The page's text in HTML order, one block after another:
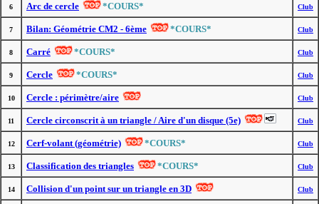
6 Arc de cercle *COURS* Club
7 Bilan: Géométrie CM2 - 6ème *COURS* Club
8 Carré *COURS* Club
9 Cercle *COURS* Club
10 Cercle : périmètre/aire Club
11 Cercle circonscrit à un triangle / Aire d'un disque (5e) Club
12 Cerf-volant (géométrie) *COURS* Club
13 Classification des triangles *COURS* Club
14 Collision d'un point sur un triangle en 3D Club